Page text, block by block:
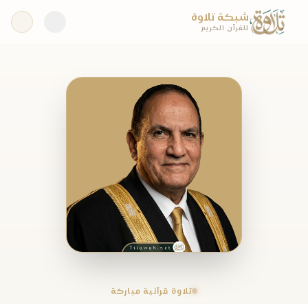
شبكة تلاوة
للقرآن الكريم
تلاوة قرآنية مباركة